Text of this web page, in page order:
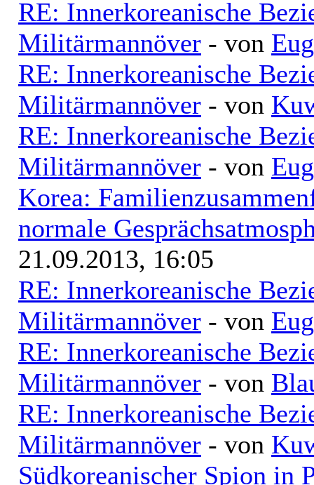
RE: Innerkoreanische
Militärmannöver - von
RE: Innerkoreanische
Militärmannöver - von
RE: Innerkoreanische
Militärmannöver - von
Korea:
normale
21.09.2013, 16:05
RE: Innerkoreanische
Militärmannöver - von
RE: Innerkoreanische
Militärmannöver - von
RE: Innerkoreanische
Militärmannöver - von
Südkoreanischer Spion in